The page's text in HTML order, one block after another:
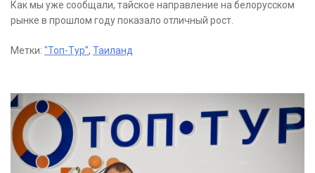
Как мы уже сообщали, тайское направление на белорусском
рынке в прошлом году показало отличный рост.
Метки: "Топ-Тур", Таиланд